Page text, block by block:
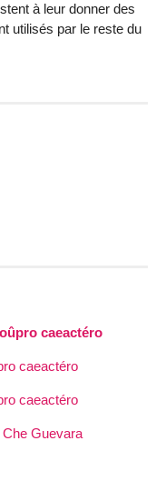
à leur donner des
utilisés par le reste du
caeactéro
caeactéro
caeactéro
Guevara